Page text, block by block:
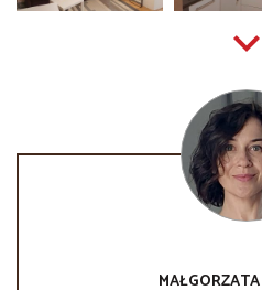
MAŁGORZATA